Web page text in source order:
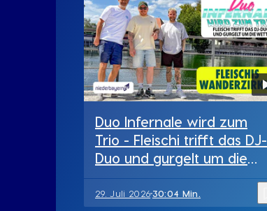
Duo Infernale wird zum
Trio - Fleischi trifft das DJ-
Duo und gurgelt um die
Wette
29. Juli 202630:04 Min.